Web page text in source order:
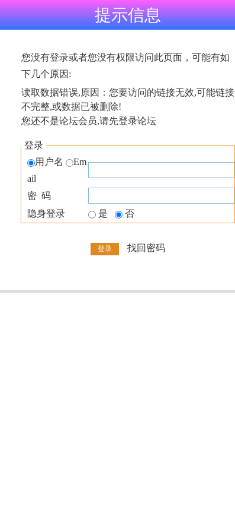
提示信息
您没有登录或者您没有权限访问此页面，可能有如
下几个原因:
读取数据错误,原因：您要访问的链接无效,可能链接
不完整,或数据已被删除!
您还不是论坛会员,请先登录论坛
登录
用户名
Em
ail
密 码
隐身登录
是 否
找回密码